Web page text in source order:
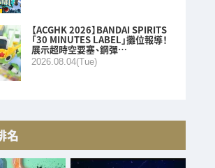
【ACGHK 2026】BANDAI SPIRITS
「30 MINUTES LABEL」攤位報導！
展示超時空要塞、鋼彈…
2026.08.04(Tue)
名